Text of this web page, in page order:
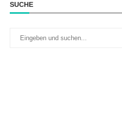
SUCHE